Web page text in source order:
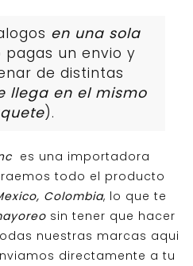
en una sola
pagas un envio y
de distintas
llega en el mismo
).
es una importadora
todo el producto
Colombia, lo que te
sin tener que hacer
nuestras marcas aqui
directamente a tu